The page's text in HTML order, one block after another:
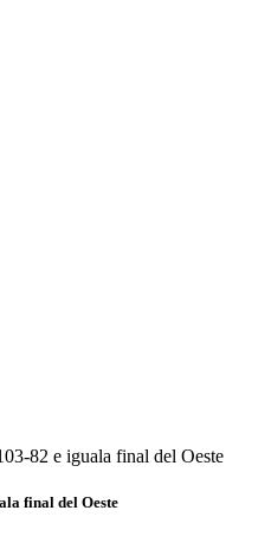
82 e iguala final del Oeste
final del Oeste